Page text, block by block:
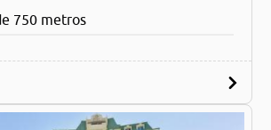
750 metros